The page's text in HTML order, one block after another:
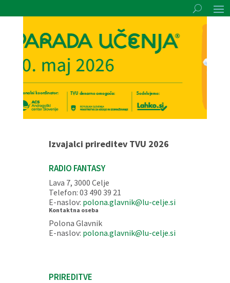
Izvajalci prireditev TVU 2026
RADIO FANTASY
Lava 7, 3000 Celje
Telefon: 03 490 39 21
E-naslov: polona.glavnik@lu-celje.si
Kontaktna oseba
Polona Glavnik
E-naslov: polona.glavnik@lu-celje.si
PRIREDITVE